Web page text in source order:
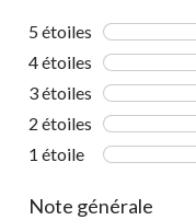
5 étoiles étoiles
4 étoiles étoiles
3 étoiles étoiles
2 étoiles étoiles
1 étoile étoiles
Note générale